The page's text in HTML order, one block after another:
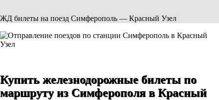
ЖД билеты на поезд Симферополь — Красный Узел
Купить железнодорожные билеты по
маршруту из Симферополя в Красный